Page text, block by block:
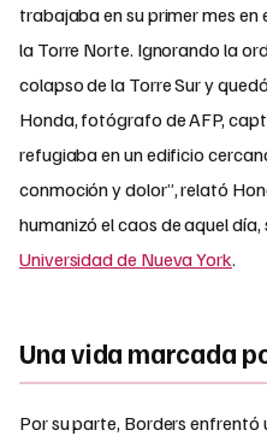
trabajaba en su primer mes en
la Torre Norte. Ignorando la
colapso de la Torre Sur y
Honda, fotógrafo de AFP,
refugiaba en un edificio
conmoción y dolor”, relató
humanizó el caos de aquel día,
Universidad de Nueva York.
Una vida marcada
Por su parte, Borders